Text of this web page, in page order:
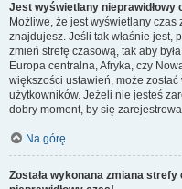
Jest wyświetlany nieprawidłowy
Możliwe, że jest wyświetlany
znajdujesz. Jeśli tak właśnie jest,
zmień strefę czasową, tak aby
Europa centralna, Afryka, czy
większości ustawień, może
użytkowników. Jeżeli nie jesteś
dobry moment, by się
Na górę
Została wykonana zmiana